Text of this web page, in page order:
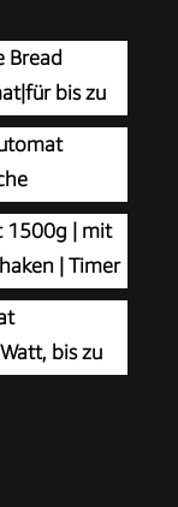
Bread
bis zu
/
1500g | mit
| Timer
und
bis zu